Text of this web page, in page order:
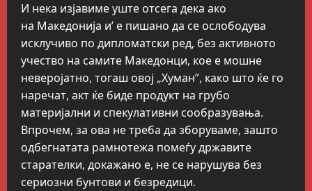
И нека изјавиме уште отсега дека ако
на Македонија и’ е пишано да се ослободува
исклучиво по дипломатски ред, без активното
учество на самите Македонци, кое е мошне
неверојатно, тогаш овој „Хуман”, како што ќе го
наречат, акт ќе биде продукт на грубо
материјални и спекулативни сообразувања.
Впрочем, за ова не треба да зборуваме, зашто
одбегнатата рамнотежа помеѓу државите
старателки, докажано е, не се нарушува без
сериозни бунтови и безредици.